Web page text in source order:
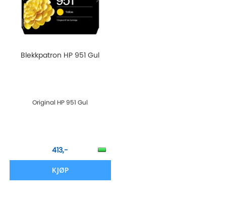
Blekkpatron HP 951 Gul
Original HP 951 Gul
413,-
KJØP